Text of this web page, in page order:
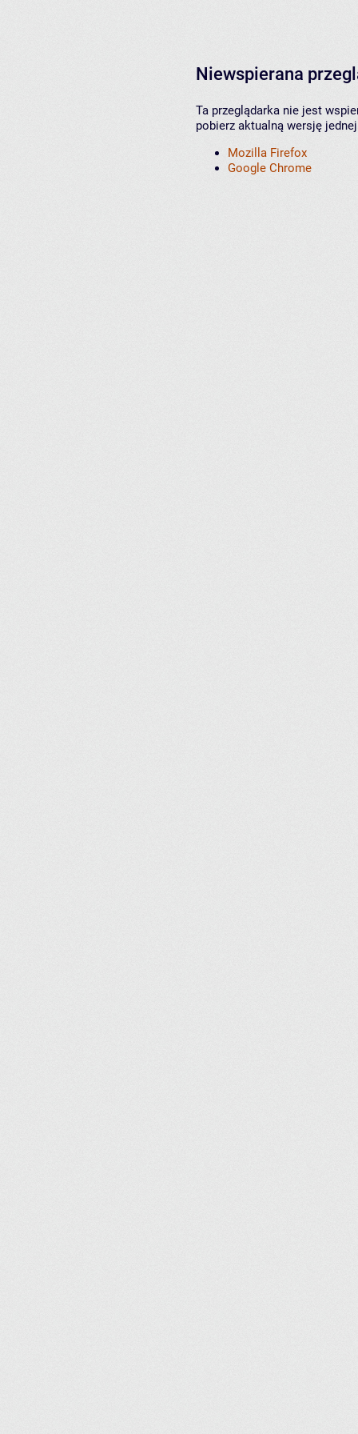
Niewspierana
Ta przeglądarka nie jest
pobierz aktualną wersję
Mozilla Firefox
Google Chrome